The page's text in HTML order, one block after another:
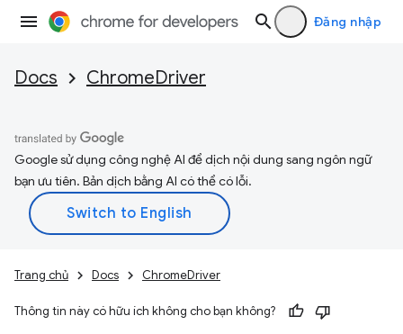
Đăng nhập
Docs ChromeDriver
Google sử dụng công nghệ AI để dịch nội dung sang ngôn ngữ
bạn ưu tiên. Bản dịch bằng AI có thể có lỗi.
Trang chủ Docs ChromeDriver
Thông tin này có hữu ích không cho bạn không?